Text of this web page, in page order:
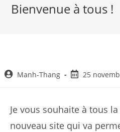
Bienvenue à tous !
Auteur/autrice
publication :
Manh-Thang
Post25
Je vous souhaite à tous
nouveau site qui va